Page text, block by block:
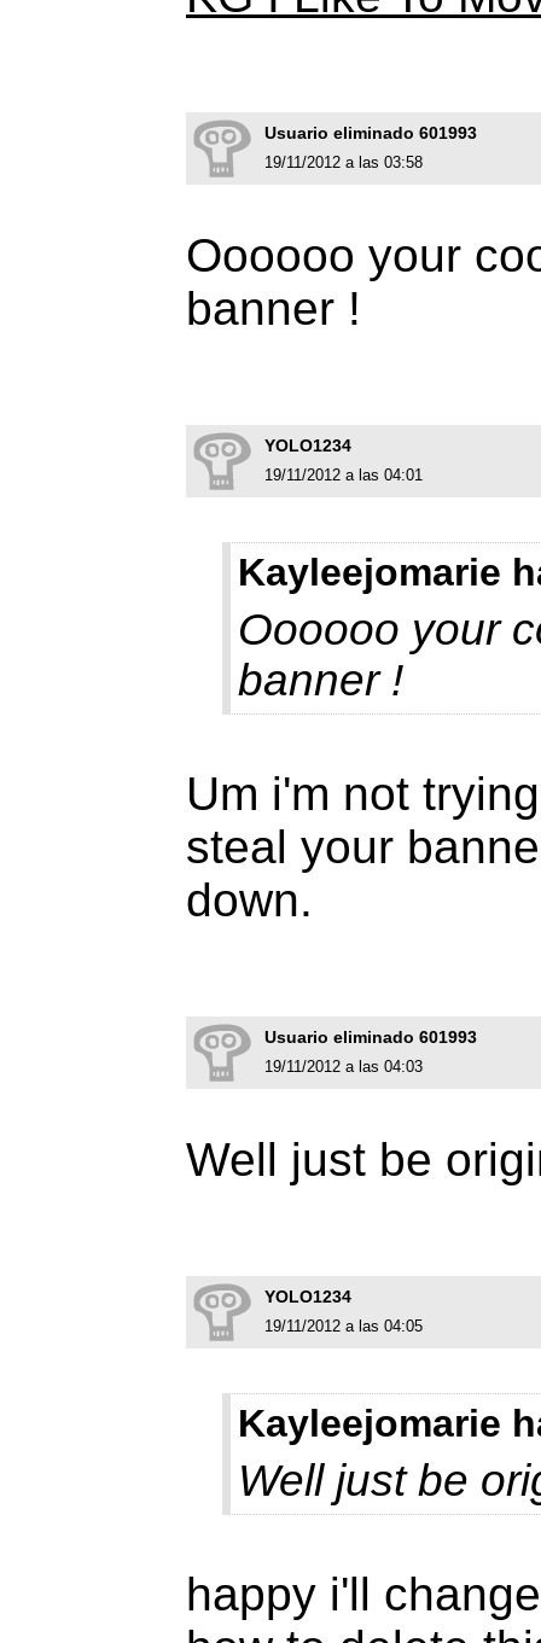
Usuario eliminado 601993
19/11/2012 a las 03:58
Oooooo your
banner !
YOLO1234
19/11/2012 a las 04:01
Kayleejomarie
Oooooo your
banner !
Um i'm not
steal your
down.
Usuario eliminado 601993
19/11/2012 a las 04:03
Well just be
YOLO1234
19/11/2012 a las 04:05
Kayleejomarie
Well just be
happy i'll